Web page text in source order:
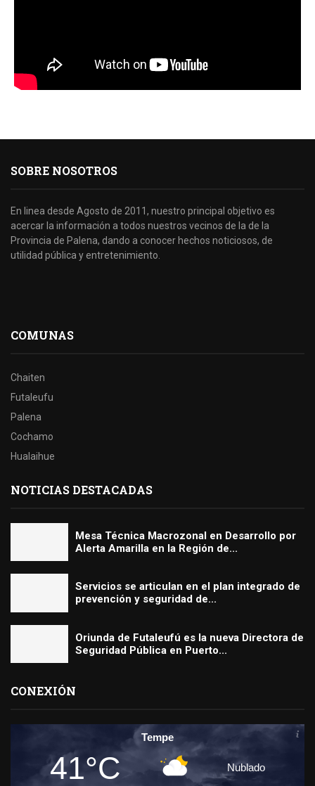
SOBRE NOSOTROS
En linea desde Agosto de 2011, nuestro principal objetivo es
acercar la información a todos nuestros vecinos de la de la
Provincia de Palena, dando a conocer hechos noticiosos, de
utilidad pública y entretenimiento.
COMUNAS
Chaiten
Futaleufu
Palena
Cochamo
Hualaihue
NOTICIAS DESTACADAS
Mesa Técnica Macrozonal en Desarrollo por
Alerta Amarilla en la Región de...
Servicios se articulan en el plan integrado de
prevención y seguridad de...
Oriunda de Futaleufú es la nueva Directora de
Seguridad Pública en Puerto...
CONEXIÓN
Tempe
41°C Nublado